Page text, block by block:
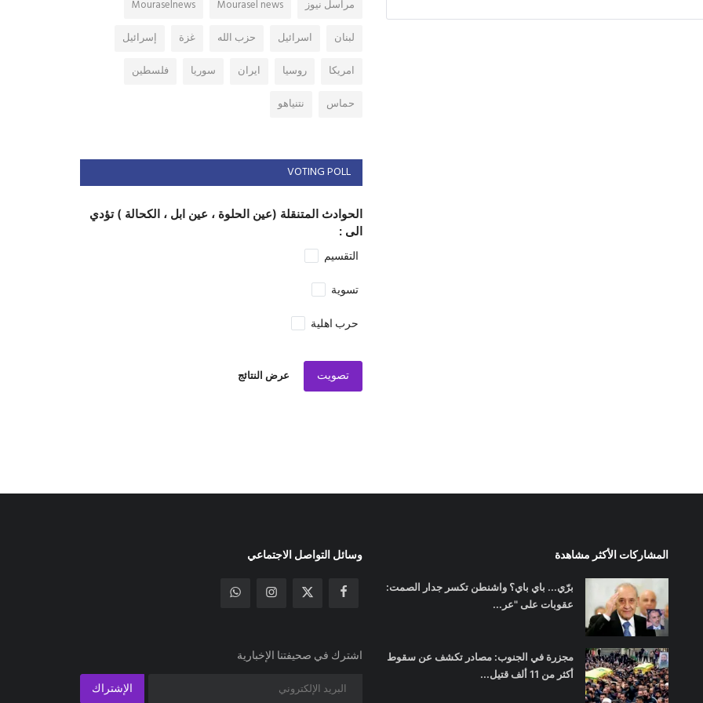
مراسل نيوز Mourasel news
Mouraselnews
لبنان
اسرائيل حزب الله غزة
إسرائيل
امريكا
روسيا ايران سوريا
فلسطين
حماس
نتنياهو
VOTING POLL
الحوادث المتنقلة (عين الحلوة ، عين ابل ، الكحالة ) تؤدي
الى :
التقسيم
تسوية
حرب اهلية
تصويت عرض النتائج
المشاركات الأكثر مشاهدة
برّي... باي باي؟ واشنطن تكسر جدار الصمت:
عقوبات على "عر...
مجزرة في الجنوب: مصادر تكشف عن سقوط
أكثر من 11 ألف قتيل...
وسائل التواصل الاجتماعي
اشترك في صحيفتنا الإخبارية
الإشتراك